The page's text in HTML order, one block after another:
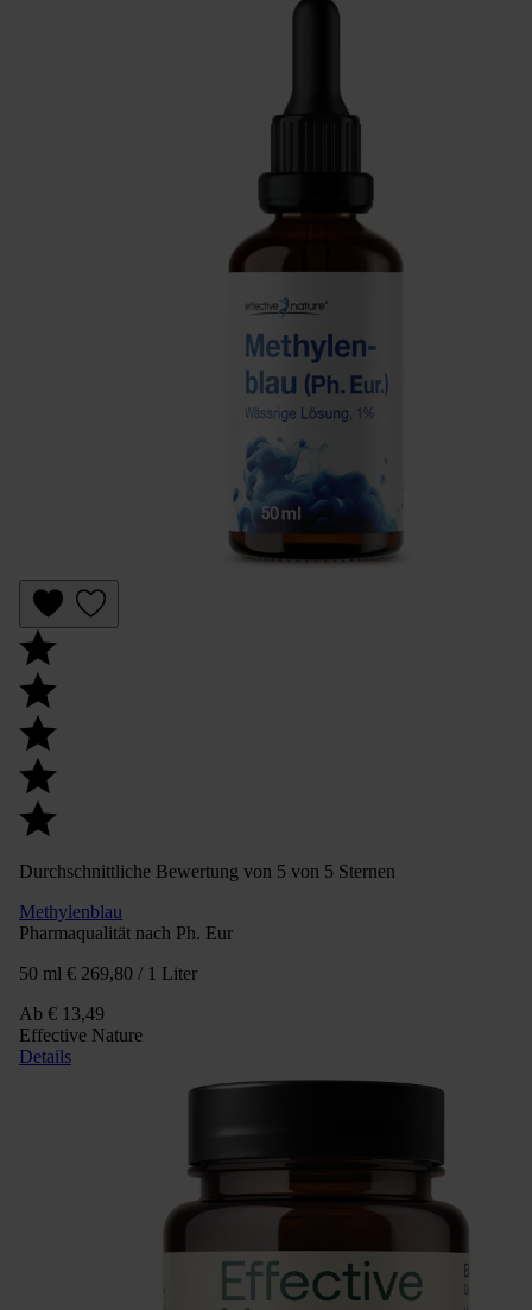
Durchschnittliche Bewertung von 5 von 5 Sternen
Methylenblau
Pharmaqualität nach Ph. Eur
50 ml € 269,80 / 1 Liter
Ab € 13,49
Effective Nature
Details